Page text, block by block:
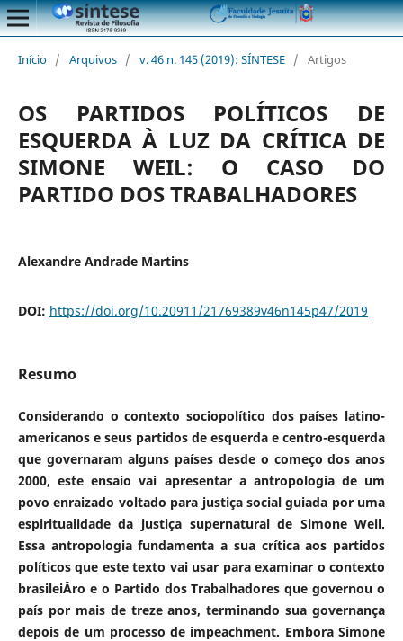
Início / Arquivos / v. 46 n. 145 (2019): SÍNTESE / Artigos
OS PARTIDOS POLÍTICOS DE
ESQUERDA À LUZ DA CRÍTICA DE
SIMONE WEIL: O CASO DO
PARTIDO DOS TRABALHADORES
Alexandre Andrade Martins
DOI: https://doi.org/10.20911/21769389v46n145p47/2019
Resumo
Considerando o contexto sociopolítico dos países latino-
americanos e seus partidos de esquerda e centro-esquerda
que governaram alguns países desde o começo dos anos
2000, este ensaio vai apresentar a antropologia de um
povo enraizado voltado para justiça social guiada por uma
espiritualidade da justiça supernatural de Simone Weil.
Essa antropologia fundamenta a sua crítica aos partidos
políticos que este texto vai usar para examinar o contexto
brasileiÂ­ro e o Partido dos Trabalhadores que governou o
país por mais de treze anos, terminando sua governança
depois de um processo de impeachment. Embora Simone